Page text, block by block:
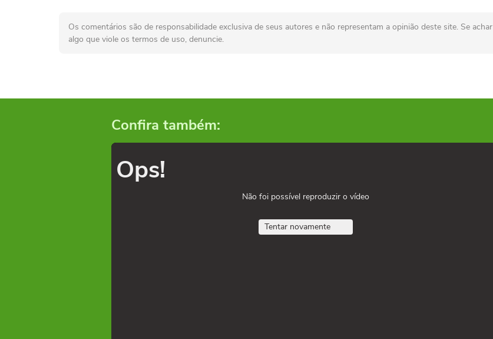
Os comentários são de responsabilidade exclusiva de seus autores e não representam a opinião deste site. Se achar
algo que viole os termos de uso, denuncie.
Confira também:
Ops!
Não foi possível reproduzir o vídeo
Tentar novamente